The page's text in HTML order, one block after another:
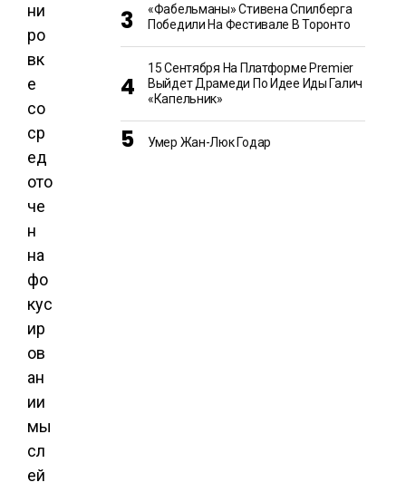
ни
ро
вк
е
со
ср
ед
ото
че
н
на
фо
кус
ир
ов
ан
ии
мы
сл
ей
«Фабельманы» Стивена Спилберга
Победили На Фестивале В Торонто
15 Сентября На Платформе Premier
Выйдет Драмеди По Идее Иды Галич
«Капельник»
Умер Жан-Люк Годар